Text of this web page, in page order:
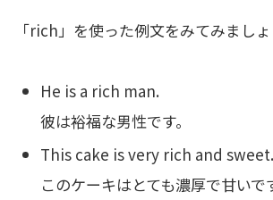
「rich」を使った例文をみてみましょ
He is a rich man.
彼は裕福な男性です。
This cake is very rich and sweet.
このケーキはとても濃厚で甘いで